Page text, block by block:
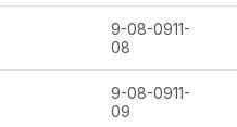
9-08-0911-
08
9-08-0911-
09